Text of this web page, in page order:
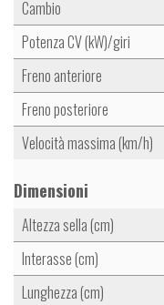
Cambio
Potenza CV (kW)/giri
Freno anteriore
Freno posteriore
Velocità massima (km/h)
Dimensioni
Altezza sella (cm)
Interasse (cm)
Lunghezza (cm)